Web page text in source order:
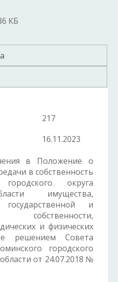
КБ
217
16.11.2023
в Положение о
в собственность
округа
имущества,
и
собственности,
и физических
решением Совета
городского
от 24.07.2018 №